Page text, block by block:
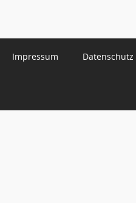
Impressum Datenschutz